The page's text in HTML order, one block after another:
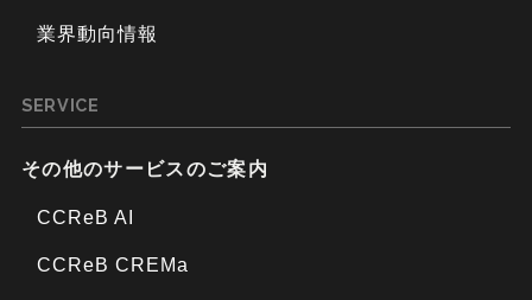
業界動向情報
SERVICE
その他のサービスのご案内
CCReB AI
CCReB CREMa